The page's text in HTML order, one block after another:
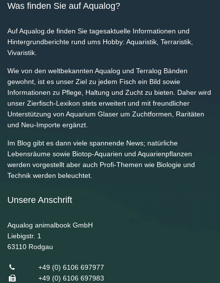
Was finden Sie auf Aqualog?
Auf Aqualog.de finden Sie tagesaktuelle Informationen und
Hintergrundberichte rund ums Hobby: Aquaristik, Terraristik,
Vivaristik.
Wie von den weltbekannten Aqualog und Terralog Bänden
gewohnt, ist es unser Ziel zu jedem Fisch ein Bild sowie
Informationen zu Pflege, Haltung und Zucht zu bieten. Daher wird
unser Zierfisch-Lexikon stets erweitert und mit freundlicher
Unterstützung von Aquarium Glaser um Zuchtformen, Raritäten
und Neu-Importe ergänzt.
Im Blog gibt es dann viele spannende News; natürliche
Lebensräume sowie Biotop-Aquarien und Aquarienpflanzen
werden vorgestellt aber auch Profi-Themen wie Biologie und
Technik werden beleuchtet.
Unsere Anschrift
Aqualog animalbook GmbH
Liebigstr. 1
63110 Rodgau
+49 (0) 6106 697977
+49 (0) 6106 697983